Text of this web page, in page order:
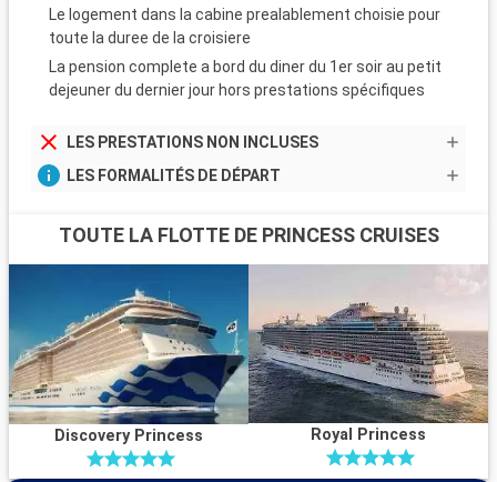
Le logement dans la cabine prealablement choisie pour
toute la duree de la croisiere
La pension complete a bord du diner du 1er soir au petit
dejeuner du dernier jour hors prestations spécifiques
LES PRESTATIONS NON INCLUSES
LES FORMALITÉS DE DÉPART
TOUTE LA FLOTTE DE PRINCESS CRUISES
Discovery Princess Royal Princess